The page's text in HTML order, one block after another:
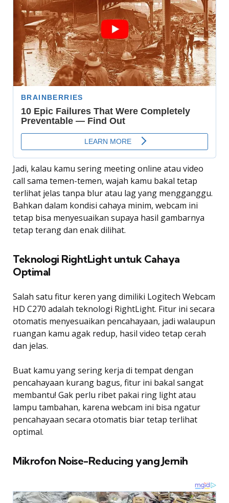
Jadi, kalau kamu sering meeting online atau video
call sama temen-temen, wajah kamu bakal tetap
terlihat jelas tanpa blur atau lag yang mengganggu.
Bahkan dalam kondisi cahaya minim, webcam ini
tetap bisa menyesuaikan supaya hasil gambarnya
tetap terang dan enak dilihat.
Teknologi RightLight untuk Cahaya
Optimal
Salah satu fitur keren yang dimiliki Logitech Webcam
HD C270 adalah teknologi RightLight. Fitur ini secara
otomatis menyesuaikan pencahayaan, jadi walaupun
ruangan kamu agak redup, hasil video tetap cerah
dan jelas.
Buat kamu yang sering kerja di tempat dengan
pencahayaan kurang bagus, fitur ini bakal sangat
membantu! Gak perlu ribet pakai ring light atau
lampu tambahan, karena webcam ini bisa ngatur
pencahayaan secara otomatis biar tetap terlihat
optimal.
Mikrofon Noise-Reducing yang Jernih